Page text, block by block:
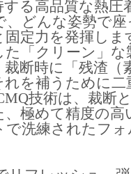
る高品質な熱
、どんな姿勢で
固定力を発揮しま
た「クリーン」な
断時に「残渣（
を補うために
技術は、裁断
極めて精度の
で洗練されたフ